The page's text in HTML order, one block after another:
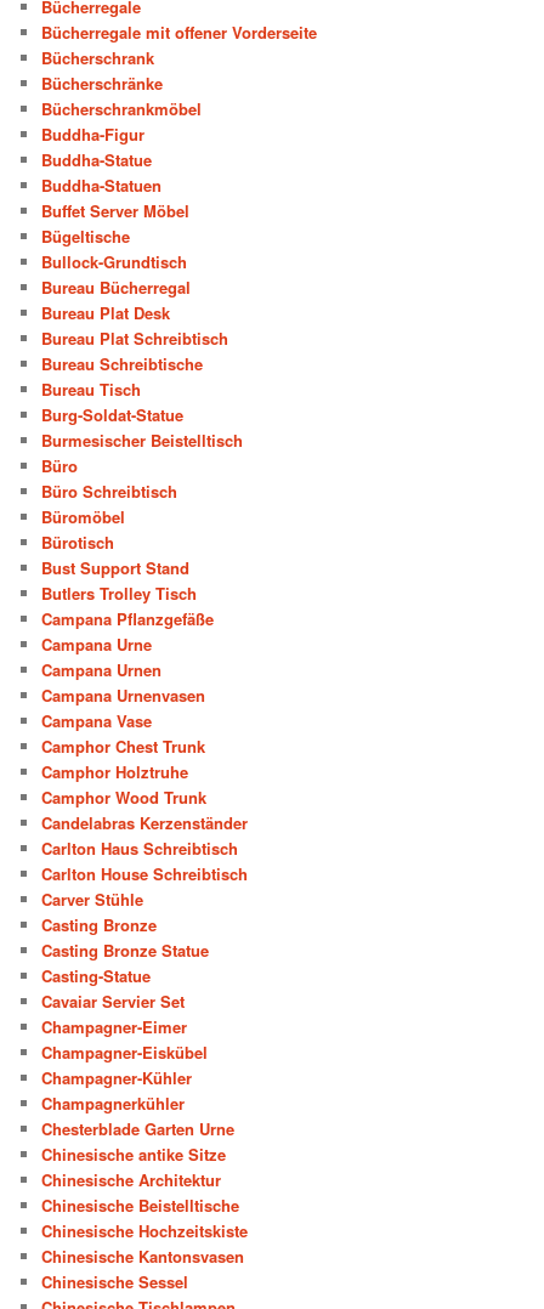
Bücherregale
Bücherregale mit offener Vorderseite
Bücherschrank
Bücherschränke
Bücherschrankmöbel
Buddha-Figur
Buddha-Statue
Buddha-Statuen
Buffet Server Möbel
Bügeltische
Bullock-Grundtisch
Bureau Bücherregal
Bureau Plat Desk
Bureau Plat Schreibtisch
Bureau Schreibtische
Bureau Tisch
Burg-Soldat-Statue
Burmesischer Beistelltisch
Büro
Büro Schreibtisch
Büromöbel
Bürotisch
Bust Support Stand
Butlers Trolley Tisch
Campana Pflanzgefäße
Campana Urne
Campana Urnen
Campana Urnenvasen
Campana Vase
Camphor Chest Trunk
Camphor Holztruhe
Camphor Wood Trunk
Candelabras Kerzenständer
Carlton Haus Schreibtisch
Carlton House Schreibtisch
Carver Stühle
Casting Bronze
Casting Bronze Statue
Casting-Statue
Cavaiar Servier Set
Champagner-Eimer
Champagner-Eiskübel
Champagner-Kühler
Champagnerkühler
Chesterblade Garten Urne
Chinesische antike Sitze
Chinesische Architektur
Chinesische Beistelltische
Chinesische Hochzeitskiste
Chinesische Kantonsvasen
Chinesische Sessel